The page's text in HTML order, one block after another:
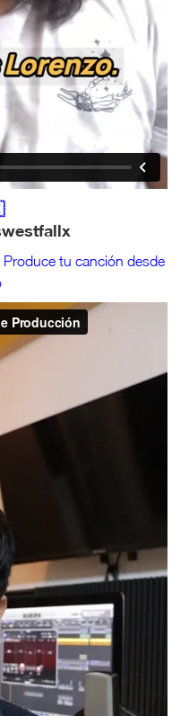
Produce tu canción desde